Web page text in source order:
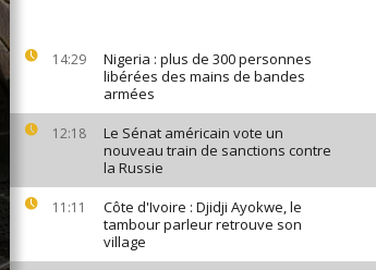
14:29
Nigeria : plus de 300 personnes
libérées des mains de bandes
armées
12:18
Le Sénat américain vote un
nouveau train de sanctions contre
la Russie
11:11
Côte d'Ivoire : Djidji Ayokwe, le
tambour parleur retrouve son
village